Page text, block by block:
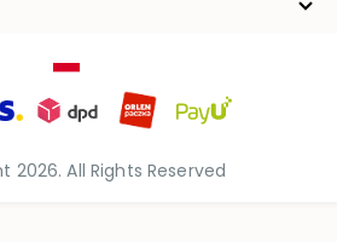
2026. All Rights Reserved